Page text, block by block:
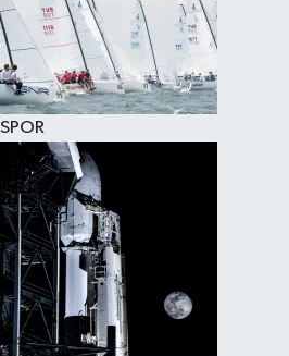
SPOR